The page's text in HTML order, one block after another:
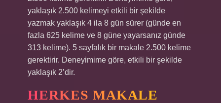
yaklaşık 2.500 kelimeyi etkili bir şekilde
yazmak yaklaşık 4 ila 8 gün sürer (günde en
fazla 625 kelime ve 8 güne yayarsanız günde
313 kelime). 5 sayfalık bir makale 2.500 kelime
gerektirir. Deneyimime göre, etkili bir şekilde
yaklaşık 2’dir.
HERKES MAKALE